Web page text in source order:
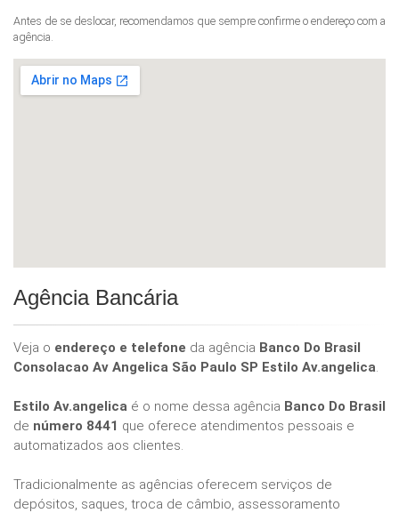
Antes de se deslocar, recomendamos que sempre confirme o endereço com a
agência.
Agência Bancária
Veja o endereço e telefone da agência Banco Do Brasil
Consolacao Av Angelica São Paulo SP Estilo Av.angelica.
Estilo Av.angelica é o nome dessa agência Banco Do Brasil
de número 8441 que oferece atendimentos pessoais e
automatizados aos clientes.
Tradicionalmente as agências oferecem serviços de
depósitos, saques, troca de câmbio, assessoramento